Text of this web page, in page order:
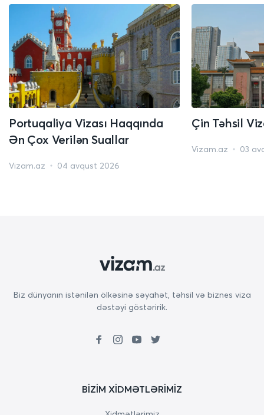
Portuqaliya Vizası Haqqında
Ən Çox Verilən Suallar
Vizam.az 04 avqust 2026
Çin Təhsil
Vizam.az 03
Biz dünyanın istənilən ölkəsinə səyahət, təhsil və biznes viza
dəstəyi göstəririk.
BIZIM XIDMƏTLƏRIMIZ